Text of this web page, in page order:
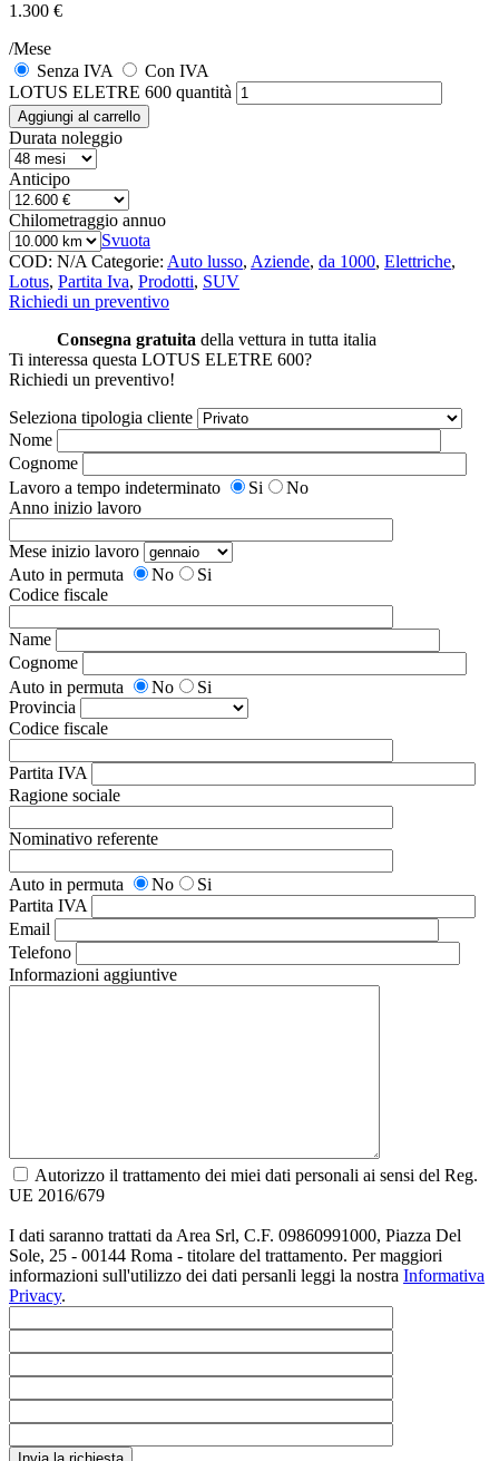
1.300 €
/Mese
Senza IVA
Con IVA
LOTUS ELETRE 600 quantità
Aggiungi al carrello
Durata noleggio
Anticipo
Chilometraggio annuo
Svuota
COD: N/A Categorie: Auto lusso, Aziende, da 1000, Elettriche,
Lotus, Partita Iva, Prodotti, SUV
Richiedi un preventivo
Consegna gratuita della vettura in tutta italia
Ti interessa questa LOTUS ELETRE 600?
Richiedi un preventivo!
Seleziona tipologia cliente
Nome
Cognome
Lavoro a tempo indeterminato
Si
No
Anno inizio lavoro
Mese inizio lavoro
Auto in permuta
No
Si
Codice fiscale
Name
Cognome
Auto in permuta
No
Si
Provincia
Codice fiscale
Partita IVA
Ragione sociale
Nominativo referente
Auto in permuta No
Si
Partita IVA
Email
Telefono
Informazioni aggiuntive
Autorizzo il trattamento dei miei dati personali ai sensi del Reg.
UE 2016/679
I dati saranno trattati da Area Srl, C.F. 09860991000, Piazza Del
Sole, 25 - 00144 Roma - titolare del trattamento. Per maggiori
informazioni sull'utilizzo dei dati persanli leggi la nostra Informativa
Privacy.